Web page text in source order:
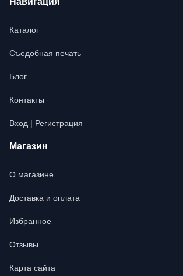
Каталог
Съедобная печать
Блог
Контакты
Вход | Регистрация
Магазин
О магазине
Доставка и оплата
Избранное
Отзывы
Карта сайта